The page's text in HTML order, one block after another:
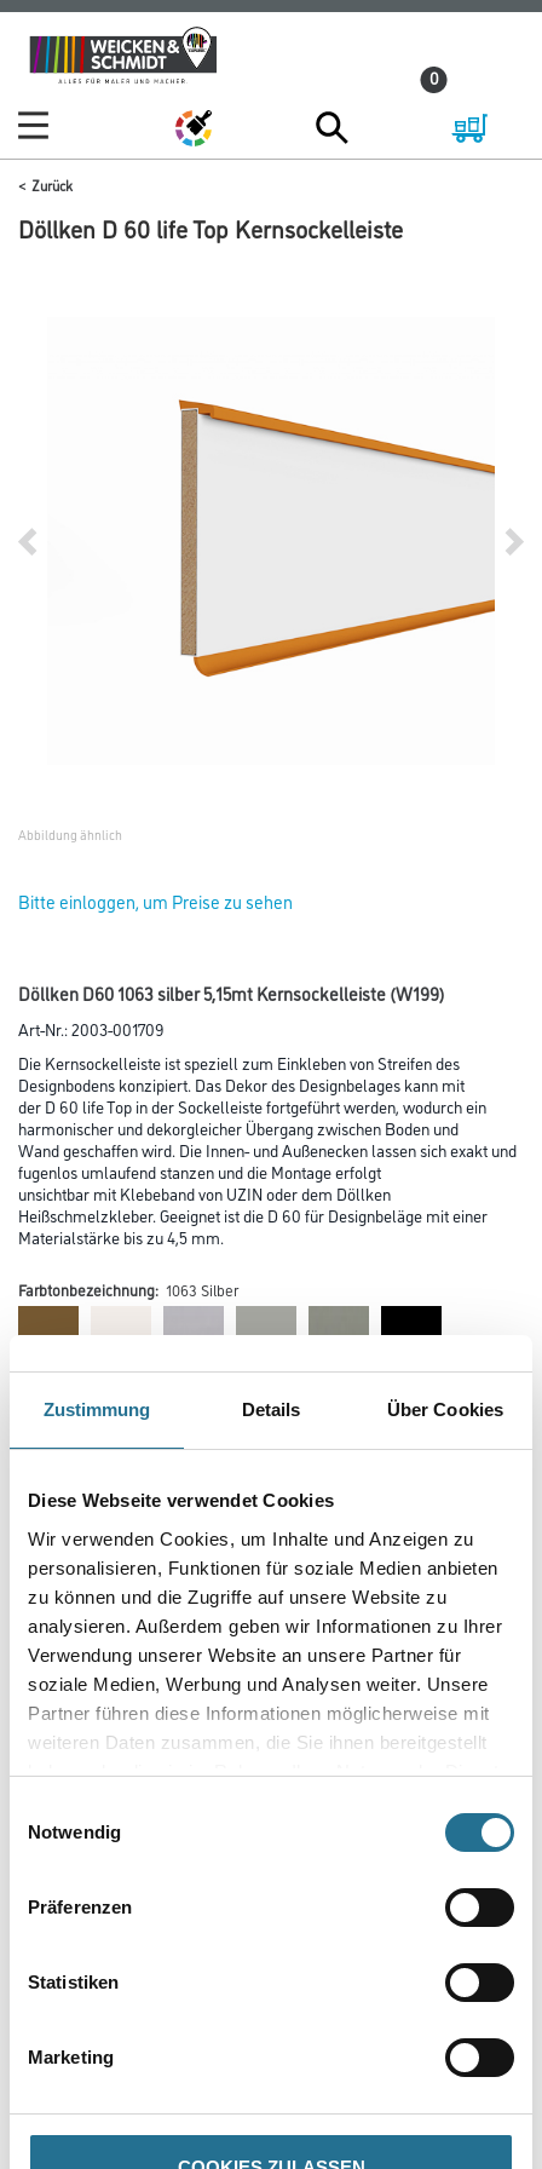
Zustimmung Details Über Cookies
Diese Webseite verwendet Cookies
Wir verwenden Cookies, um Inhalte und Anzeigen zu
personalisieren, Funktionen für soziale Medien anbieten
zu können und die Zugriffe auf unsere Website zu
analysieren. Außerdem geben wir Informationen zu Ihrer
Verwendung unserer Website an unsere Partner für
soziale Medien, Werbung und Analysen weiter. Unsere
Partner führen diese Informationen möglicherweise mit
weiteren Daten zusammen, die Sie ihnen bereitgestellt
haben oder die sie im Rahmen Ihrer Nutzung der Dienste
Notwendig
Präferenzen
Statistiken
Marketing
Zum
Inhalt
Zum
Navigationsmenü
0
Zurück
Döllken D 60 life Top Kernsockelleiste
Abbildung ähnlich
Bitte einloggen, um Preise zu sehen
Döllken D60 1063 silber 5,15mt Kernsockelleiste (W199)
Art-Nr.:2003-001709
Die Kernsockelleiste ist speziell zum Einkleben von Streifen des
Designbodens konzipiert. Das Dekor des Designbelages kann mit
der D 60 life Top in der Sockelleiste fortgeführt werden, wodurch ein
harmonischer und dekorgleicher Übergang zwischen Boden und
Wand geschaffen wird. Die Innen- und Außenecken lassen sich exakt und
fugenlos umlaufend stanzen und die Montage erfolgt
unsichtbar mit Klebeband von UZIN oder dem Döllken
Heißschmelzkleber. Geeignet ist die D 60 für Designbeläge mit einer
Materialstärke bis zu 4,5 mm.
Farbtonbezeichnung: 1063 Silber
Farbtonbezeichnung
Länge in centimeter
Breite in centimeter
Gebinde
Umrechnungsfaktoren
PRODUKTEIGENSCHAFTEN